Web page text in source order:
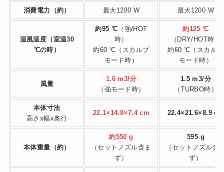
消費電力（約） 最大1200 W 最大1200 W
温風温度 （室温30
℃の時）
約95 ℃ （強/HOT
時）
約60 ℃（スカルプ
モード時）
約125 ℃
（DRY/HOT時）
約60 ℃（スカルプ
モード時）
風量
1.6 m3/分
（強モード時）
1.5 m3/分
（TURBO時）
本体寸法
高さx幅x奥行
22.1×14.8×7.4 cm 22.4×21.6×8.9 cm
本体重量（約）
約550 g
（セットノズル含ま
ず）
595 g
（セットノズル含
ず）